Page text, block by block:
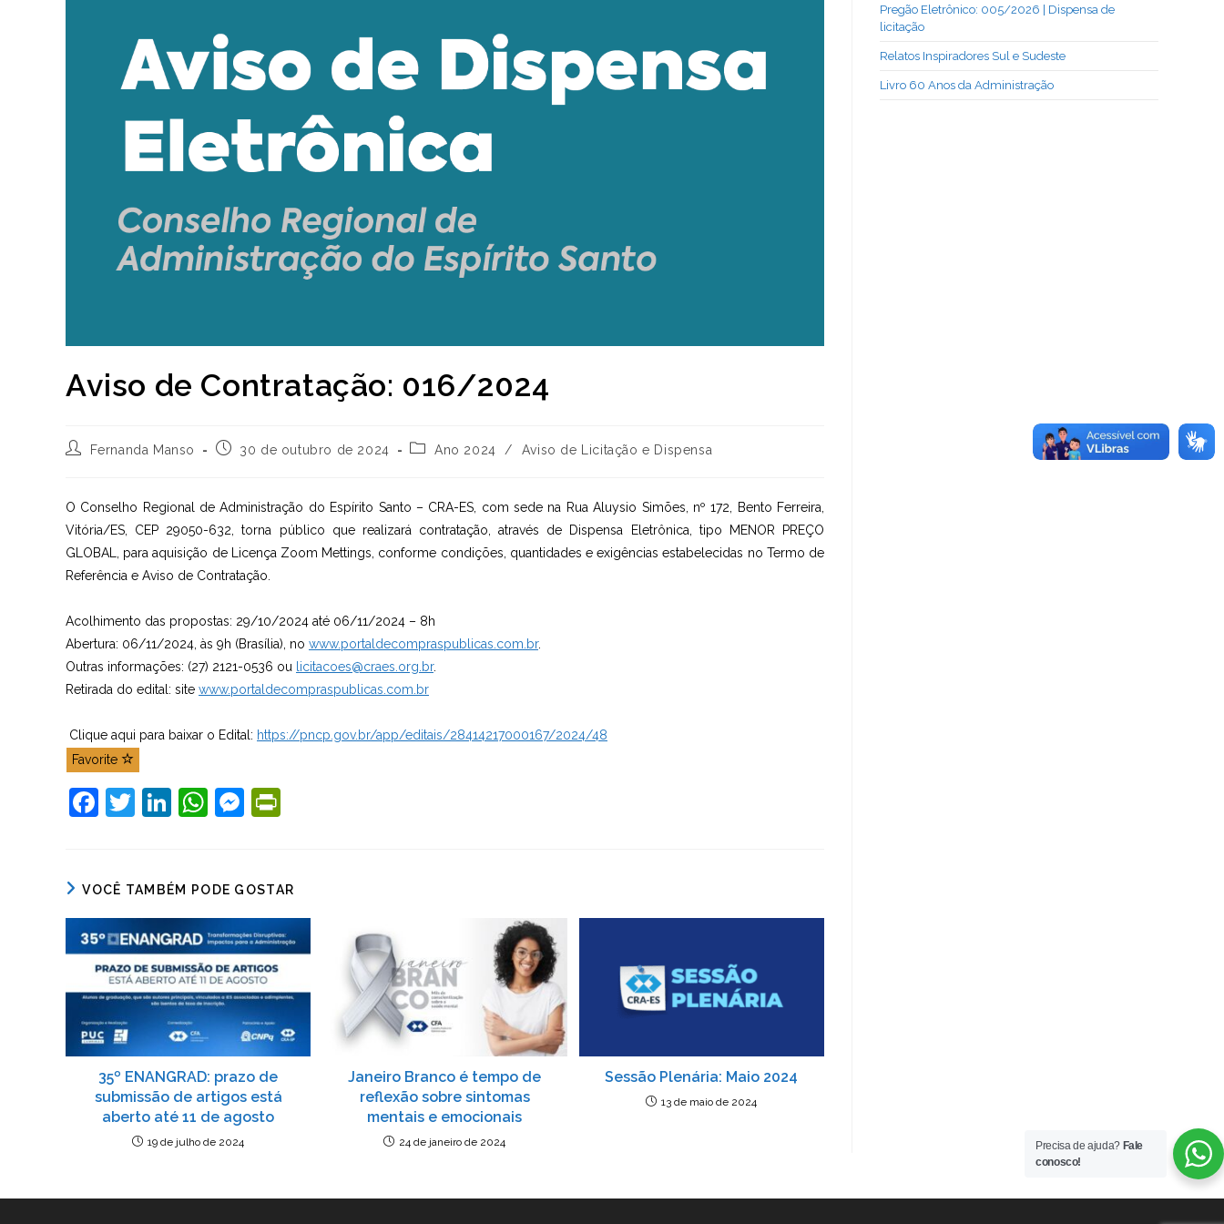
Aviso de Contratação: 016/2024
AutorFernanda Manso
Post30 de outubro de 2024
Categoria
Ano 2024 / Aviso de Licitação e Dispensa
O Conselho Regional de Administração do Espírito Santo – CRA-ES, com sede na Rua Aluysio Simões, nº 172, Bento Ferreira,
Vitória/ES, CEP 29050-632, torna público que realizará contratação, através de Dispensa Eletrônica, tipo MENOR PREÇO
GLOBAL, para aquisição de Licença Zoom Mettings, conforme condições, quantidades e exigências estabelecidas no Termo de
Referência e Aviso de Contratação.
Acolhimento das propostas: 29/10/2024 até 06/11/2024 – 8h
Abertura: 06/11/2024, às 9h (Brasília), no www.portaldecompraspublicas.com.br.
Outras informações: (27) 2121-0536 ou licitacoes@craes.org.br.
Retirada do edital: site www.portaldecompraspublicas.com.br
Clique aqui para baixar o Edital: https://pncp.gov.br/app/editais/28414217000167/2024/48
Favorite
F
e
b
o
o
k
T
er
Li
e
dI
n
W
s
A
p
p
M
e
n
g
er
ri
e
n
y
VOCÊ TAMBÉM PODE GOSTAR
35º ENANGRAD: prazo de
submissão de artigos está
aberto até 11 de agosto
19 de julho de 2024
Janeiro Branco é tempo de
reflexão sobre sintomas
mentais e emocionais
24 de janeiro de 2024
Sessão Plenária: Maio 2024
13 de maio de 2024
Pregão Eletrônico: 005/2026 | Dispensa de
licitação
Relatos Inspiradores Sul e Sudeste
Livro 60 Anos da Administração
Precisa de ajuda? Fale
conosco!